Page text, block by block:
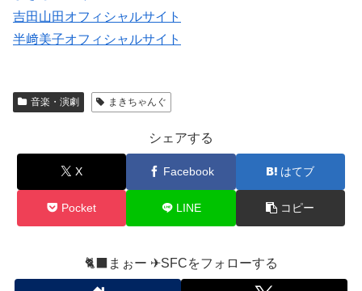
吉田山田オフィシャルサイト
半﨑美子オフィシャルサイト
音楽・演劇 まきちゃんぐ
シェアする
X Facebook はてブ
Pocket LINE コピー
🐈‍⬛まぉー ✈︎SFCをフォローする